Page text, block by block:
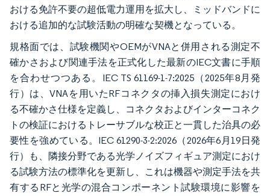
おける免許不要の超低電力運用を拡大し、ミッドバンドに
おける追加的な試験活動の明確な契機となっている。
規格面では、試験機関やOEMがVNAと併用される測定不
確かさおよび関連手法を正式化した最新のIEC文書に手順
を合わせつつある。IEC TS 61169-1-7:2025（2025年8月発
行）は、VNAを用いたRFコネクタの挿入損失測定におけ
る不確かさ仕様を定義し、コネクタおよびインターコネク
トの検証におけるトレーサブルな校正と一貫した治具の必
要性を強めている。IEC 61290-3-2:2026（2026年6月19日発
行）も、隣接分野である光学ノイズフィギュア測定におけ
る試験方法の標準化を更新し、これは機器や測定手法を共
有するRFと光学の混合コンポーネント試験環境に影響を